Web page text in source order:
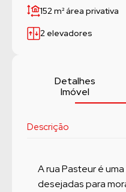
152 m²área privativa
2 elevadores
Detalhes
Imóvel
Descrição
A rua Pasteur é
desejadas para